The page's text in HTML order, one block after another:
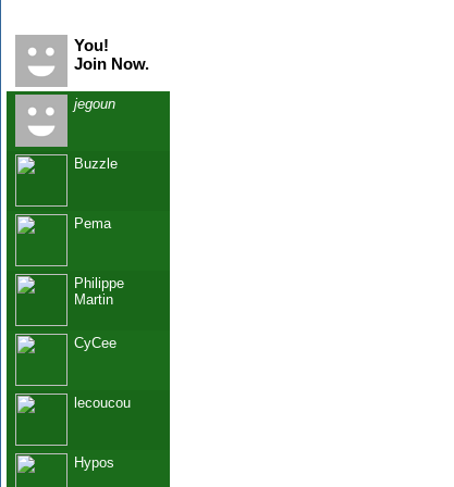
You!
Join Now.
jegoun
Buzzle
Pema
Philippe
Martin
CyCee
lecoucou
Hypos